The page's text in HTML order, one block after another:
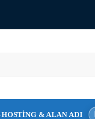
HOSTİNG & ALAN ADI